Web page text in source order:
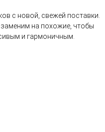
с новой, свежей поставки.
заменим на похожие, чтобы
и гармоничным.